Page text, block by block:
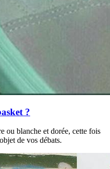
?
ou blanche et dorée, cette fois
de vos débats.